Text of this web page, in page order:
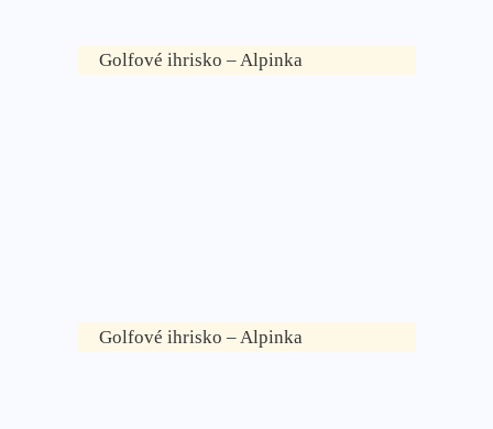
Golfové ihrisko – Alpinka
Golfové ihrisko – Alpinka